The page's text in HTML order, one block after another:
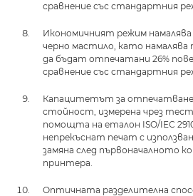
сравнение със стандартния
Икономичният режим
черно мастило, като
да бъдат отпечатани 26%
сравнение със стандартния
Капацитетът за отпечатване
стойност, измерена чрез
помощта на еталон ISO/IEC
непрекъснат печат с
замяна след първоначалното
принтера.
Оптичната разделителна